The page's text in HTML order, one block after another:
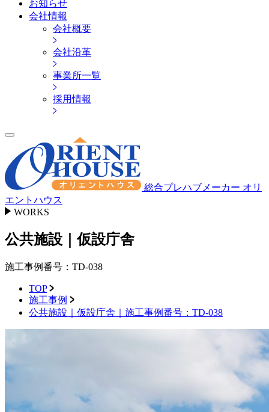
お知らせ
会社情報
会社概要
会社沿革
事業所一覧
採用情報
総合プレハブメーカー オリ
エントハウス
WORKS
公共施設｜仮設庁舎
施工事例番号：TD-038
TOP
施工事例
公共施設｜仮設庁舎｜施工事例番号：TD-038